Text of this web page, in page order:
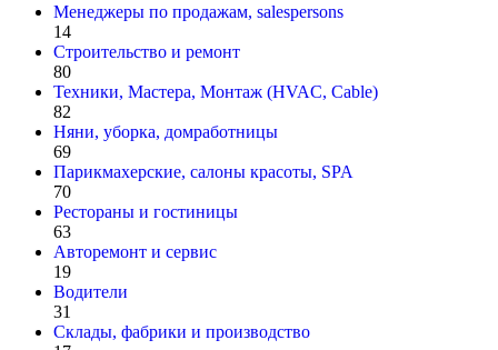
Менеджеры по продажам, salespersons
14
Строительство и ремонт
80
Техники, Мастера, Монтаж (HVAC, Cable)
82
Няни, уборка, домработницы
69
Парикмахерские, салоны красоты, SPA
70
Рестораны и гостиницы
63
Авторемонт и cервис
19
Водители
31
Склады, фабрики и производство